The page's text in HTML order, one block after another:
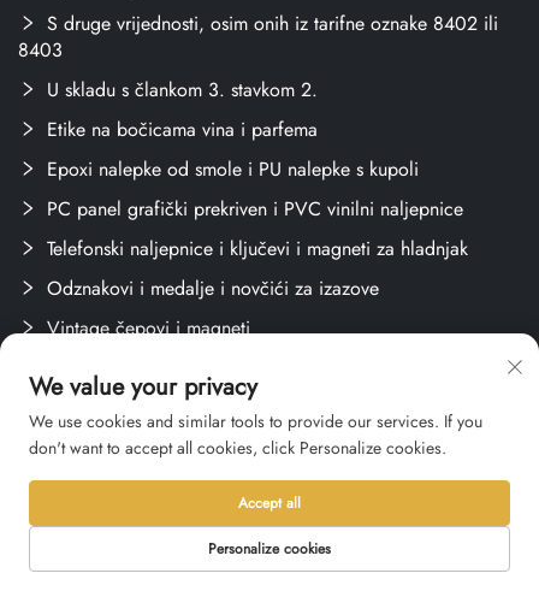
S druge vrijednosti, osim onih iz tarifne oznake 8402 ili
8403
U skladu s člankom 3. stavkom 2.
Etike na bočicama vina i parfema
Epoxi nalepke od smole i PU nalepke s kupoli
PC panel grafički prekriven i PVC vinilni naljepnice
Telefonski naljepnice i ključevi i magneti za hladnjak
Odznakovi i medalje i novčići za izazove
Vintage čepovi i magneti
Ostali metalni obrtni proizvodi
Metalne oznake
Plastične ploče s imenima
Oznake i naljepnice
Stvari za obuku
We value your privacy
We use cookies and similar tools to provide our services. If you
don't want to accept all cookies, click Personalize cookies.
Personalize cookies
Accept all